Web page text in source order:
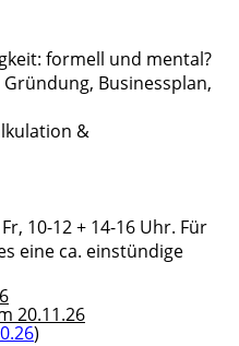
formell und mental?
Businessplan,
&
10-12 + 14-16 Uhr. Für
eine ca. einstündige
20.11.26
)